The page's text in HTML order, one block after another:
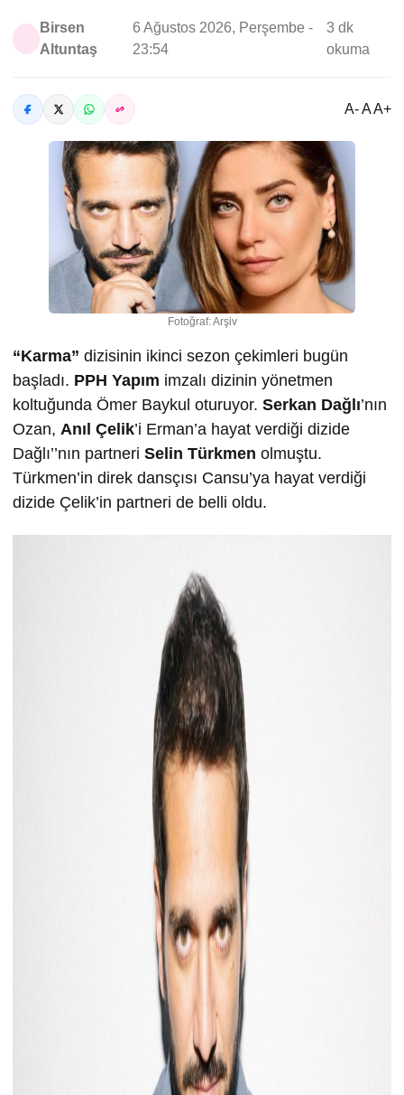
Birsen
Altuntaş
6 Ağustos 2026, Perşembe -
23:54
3 dk
okuma
A- A A+
Fotoğraf: Arşiv
“Karma” dizisinin ikinci sezon çekimleri bugün
başladı. PPH Yapım imzalı dizinin yönetmen
koltuğunda Ömer Baykul oturuyor. Serkan Dağlı’nın
Ozan, Anıl Çelik’i Erman’a hayat verdiği dizide
Dağlı’’nın partneri Selin Türkmen olmuştu.
Türkmen’in direk dansçısı Cansu’ya hayat verdiği
dizide Çelik’in partneri de belli oldu.